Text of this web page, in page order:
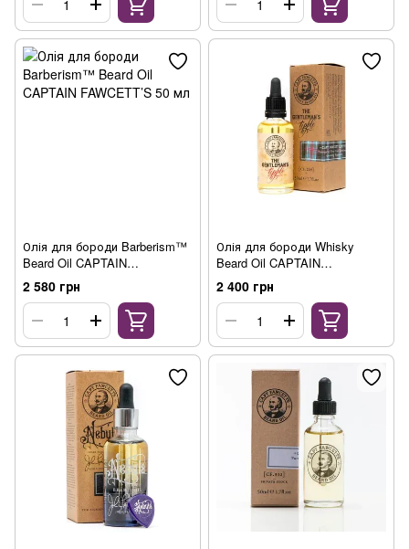
Олія для бороди Barberism™
Beard Oil CAPTAIN
FAWCETT’S 50 мл
2 580 грн
Олія для бороди Whisky
Beard Oil CAPTAIN
FAWCETT’S 50 мл
2 400 грн